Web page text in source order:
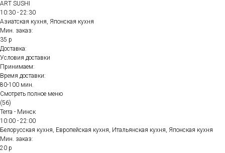
ART SUSHI
10:30 - 22:30
Азиатская кухня, Японская кухня
Мин. заказ:
35 р
Доставка:
Условия доставки
Принимаем:
Время доставки:
80-100 мин.
Смотреть полное меню
(56)
Terra - Минск
10:00 - 22:00
Белорусская кухня, Европейская кухня, Итальянская кухня, Японская кухня
Мин. заказ:
20 р